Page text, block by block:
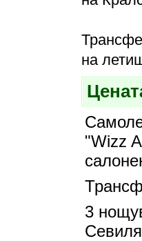
на
"Wizz
3
Севиля